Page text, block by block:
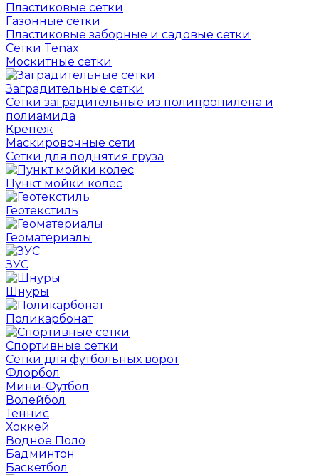
Пластиковые сетки
Газонные сетки
Пластиковые заборные и садовые сетки
Сетки Tenax
Москитные сетки
Заградительные сетки
Сетки заградительные из полипропилена и
полиамида
Крепеж
Маскировочные сети
Сетки для поднятия груза
Пункт мойки колес
Геотекстиль
Геоматериалы
ЗУС
Шнуры
Поликарбонат
Спортивные сетки
Сетки для футбольных ворот
Флорбол
Мини-Футбол
Волейбол
Теннис
Хоккей
Водное Поло
Бадминтон
Баскетбол